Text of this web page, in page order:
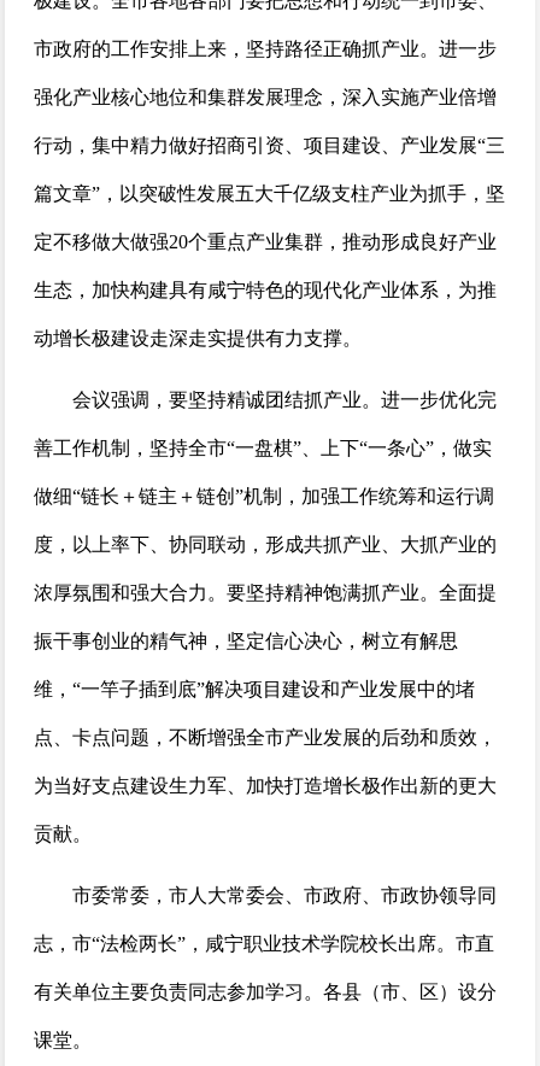
市政府的工作安排上来，坚持路径正确抓产业。进一步
强化产业核心地位和集群发展理念，深入实施产业倍增
行动，集中精力做好招商引资、项目建设、产业发展“三
篇文章”，以突破性发展五大千亿级支柱产业为抓手，坚
定不移做大做强20个重点产业集群，推动形成良好产业
生态，加快构建具有咸宁特色的现代化产业体系，为推
动增长极建设走深走实提供有力支撑。
会议强调，要坚持精诚团结抓产业。进一步优化完
善工作机制，坚持全市“一盘棋”、上下“一条心”，做实
做细“链长＋链主＋链创”机制，加强工作统筹和运行调
度，以上率下、协同联动，形成共抓产业、大抓产业的
浓厚氛围和强大合力。要坚持精神饱满抓产业。全面提
振干事创业的精气神，坚定信心决心，树立有解思
维，“一竿子插到底”解决项目建设和产业发展中的堵
点、卡点问题，不断增强全市产业发展的后劲和质效，
为当好支点建设生力军、加快打造增长极作出新的更大
贡献。
市委常委，市人大常委会、市政府、市政协领导同
志，市“法检两长”，咸宁职业技术学院校长出席。市直
有关单位主要负责同志参加学习。各县（市、区）设分
课堂。